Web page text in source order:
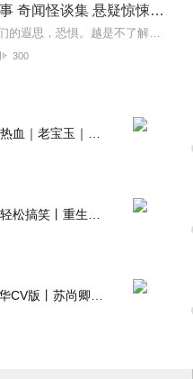
兔子侦探所|恐怖故事 奇闻怪谈集 悬疑惊悚都市传说
未知的东西总会引起人们的遐思，恐惧。越是不了解的东西越会引发人们的好奇心。在日益千篇一律的生活里，人们需要感官的刺激，午夜惊魂，恐怖怪谈灵异惊悚故事集尽在兔子...
300